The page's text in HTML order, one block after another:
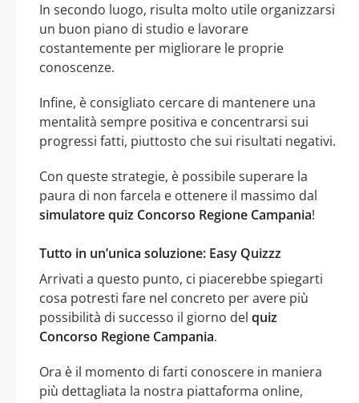
In secondo luogo, risulta molto utile organizzarsi
un buon piano di studio e lavorare
costantemente per migliorare le proprie
conoscenze.
Infine, è consigliato cercare di mantenere una
mentalità sempre positiva e concentrarsi sui
progressi fatti, piuttosto che sui risultati negativi.
Con queste strategie, è possibile superare la
paura di non farcela e ottenere il massimo dal
simulatore quiz Concorso Regione Campania!
Tutto in un’unica soluzione: Easy Quizzz
Arrivati a questo punto, ci piacerebbe spiegarti
cosa potresti fare nel concreto per avere più
possibilità di successo il giorno del quiz
Concorso Regione Campania.
Ora è il momento di farti conoscere in maniera
più dettagliata la nostra piattaforma online,